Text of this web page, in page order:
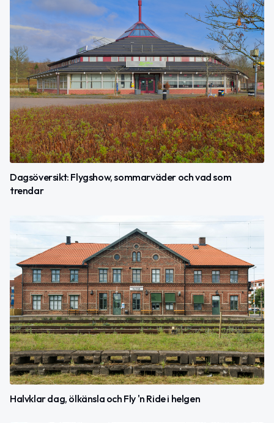
Dagsöversikt: Flygshow, sommarväder och vad som
trendar
Halvklar dag, ölkänsla och Fly 'n Ride i helgen